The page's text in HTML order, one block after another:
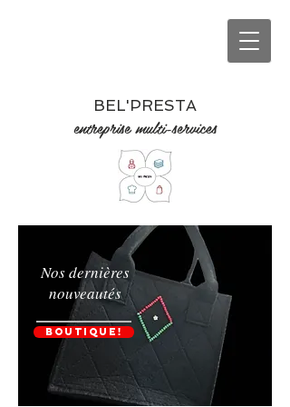
BEL'PRESTA
entreprise multi-services
Nos dernières
nouveautés
BOUTIQUE!